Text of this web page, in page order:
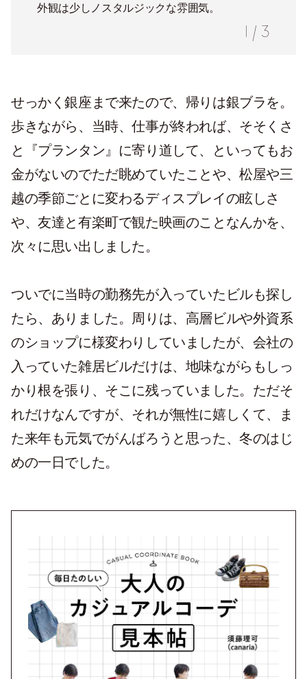
外観は少しノスタルジックな雰囲気。
1 / 3
せっかく銀座まで来たので、帰りは銀ブラを。
歩きながら、当時、仕事が終われば、そそくさ
と『プランタン』に寄り道して、といってもお
金がないのでただ眺めていたことや、松屋や三
越の季節ごとに変わるディスプレイの眩しさ
や、友達と有楽町で観た映画のことなんかを、
次々に思い出しました。
ついでに当時の勤務先が入っていたビルも探し
たら、ありました。周りは、高層ビルや外資系
のショップに様変わりしていましたが、会社の
入っていた雑居ビルだけは、地味ながらもしっ
かり根を張り、そこに残っていました。ただそ
れだけなんですが、それが無性に嬉しくて、ま
た来年も元気でがんばろうと思った、冬のはじ
めの一日でした。